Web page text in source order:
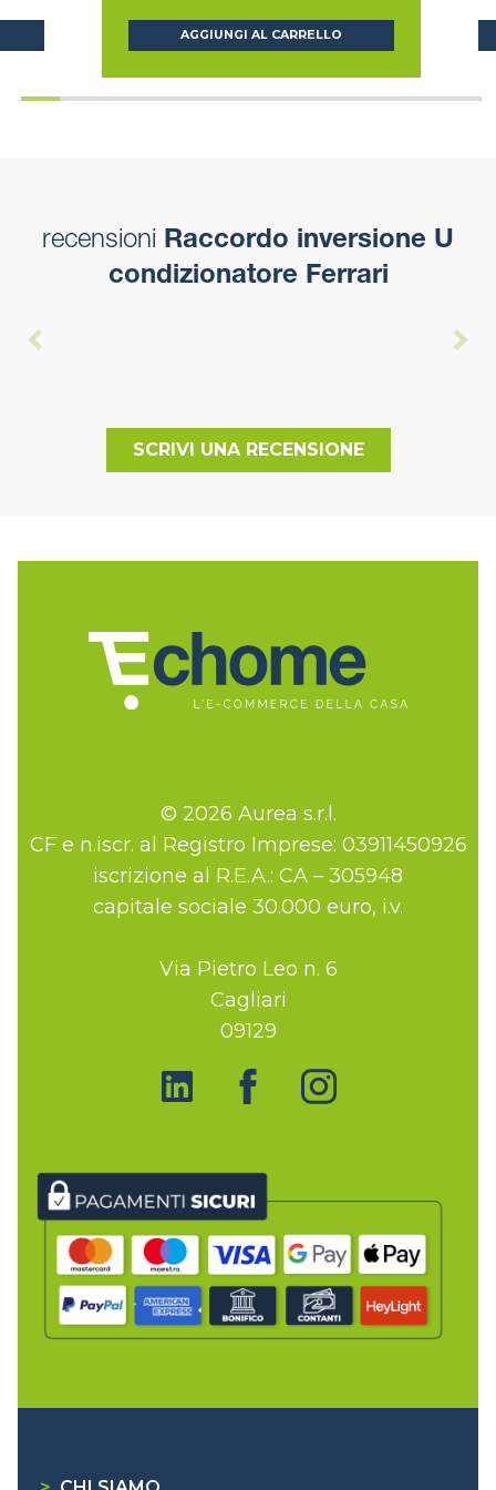
AGGIUNGI AL CARRELLO
recensioni Raccordo inversione U
condizionatore Ferrari
SCRIVI UNA RECENSIONE
© 2026 Aurea s.r.l.
CF e n.iscr. al Registro Imprese: 03911450926
iscrizione al R.E.A.: CA – 305948
capitale sociale 30.000 euro, i.v.
Via Pietro Leo n. 6
Cagliari
09129